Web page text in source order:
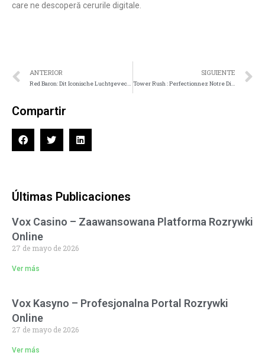
care ne descoperă cerurile digitale.
ANTERIOR
Red Baron: Dit Iconische Luchtgevecht Casino Spel
SIGUIENTE
Tower Rush : Perfectionnez Notre Divertissement de Casino Tactique à Grande Rapidité
Compartir
Últimas Publicaciones
Vox Casino – Zaawansowana Platforma Rozrywki
Online
27 de mayo de 2026
Ver más
Vox Kasyno – Profesjonalna Portal Rozrywki
Online
27 de mayo de 2026
Ver más